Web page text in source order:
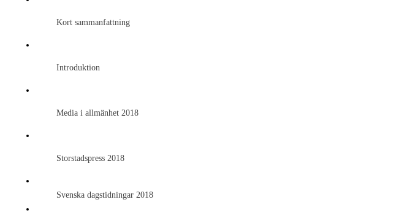
Kort sammanfattning
Introduktion
Media i allmänhet 2018
Storstadspress 2018
Svenska dagstidningar 2018